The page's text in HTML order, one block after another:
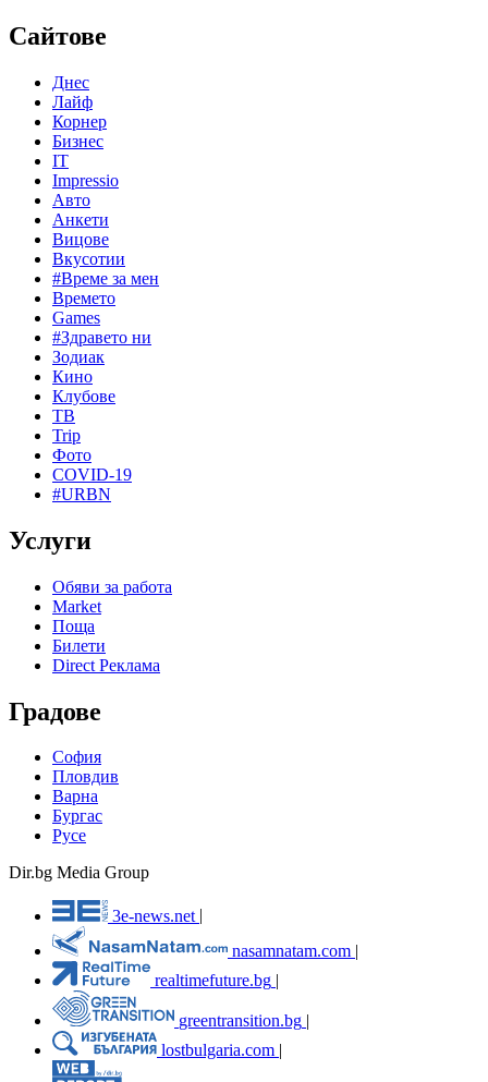
Сайтове
Днес
Лайф
Корнер
Бизнес
IT
Impressio
Авто
Анкети
Вицове
Вкусотии
#Време за мен
Времето
Games
#Здравето ни
Зодиак
Кино
Клубове
ТВ
Trip
Фото
COVID-19
#URBN
Услуги
Обяви за работа
Market
Поща
Билети
Direct Реклама
Градове
София
Пловдив
Варна
Бургас
Русе
Dir.bg Media Group
3e-news.net
nasamnatam.com |
realtimefuture.bg |
greentransition.bg |
lostbulgaria.com |